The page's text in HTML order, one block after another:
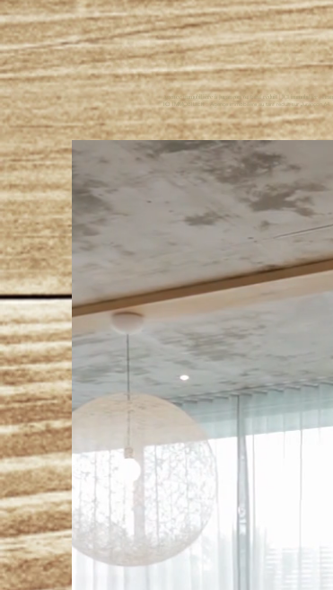
Agence immobilière à Jurançon 64 tarif réduit | ICI immobilier |
ICI IMMOBILIER : Agence immobiliere au tarif réduit sur Jurançon